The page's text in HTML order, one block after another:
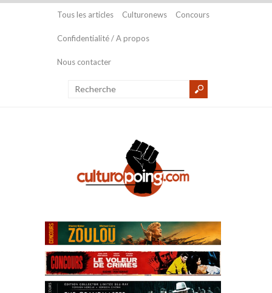
Tous les articles Culturonews Concours
Confidentialité / A propos
Nous contacter